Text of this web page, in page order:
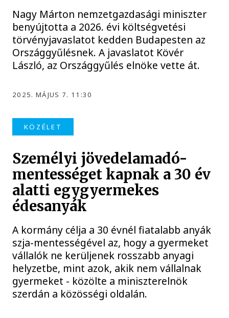
Nagy Márton nemzetgazdasági miniszter
benyújtotta a 2026. évi költségvetési
törvényjavaslatot kedden Budapesten az
Országgyűlésnek. A javaslatot Kövér
László, az Országgyűlés elnöke vette át.
2025. MÁJUS 7. 11:30
KÖZÉLET
Személyi jövedelamadó-
mentességet kapnak a 30 év
alatti egygyermekes
édesanyák
A kormány célja a 30 évnél fiatalabb anyák
szja-mentességével az, hogy a gyermeket
vállalók ne kerüljenek rosszabb anyagi
helyzetbe, mint azok, akik nem vállalnak
gyermeket - közölte a miniszterelnök
szerdán a közösségi oldalán.